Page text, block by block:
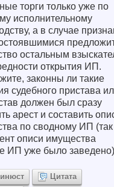
торги только уже по
исполнительному
а в случае
остальным
открытия ИП.
законны ли такие
судебного пристава
должен был сразу
арест и составить
по сводному ИП (так
описи имущества
ИП уже было
Цитата